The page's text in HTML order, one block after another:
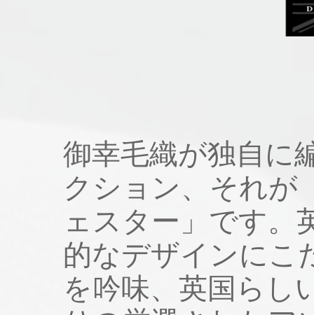
御幸毛織が独自に
クション、それが
ェスター」です。
的なデザインにこ
を吟味、英国らし